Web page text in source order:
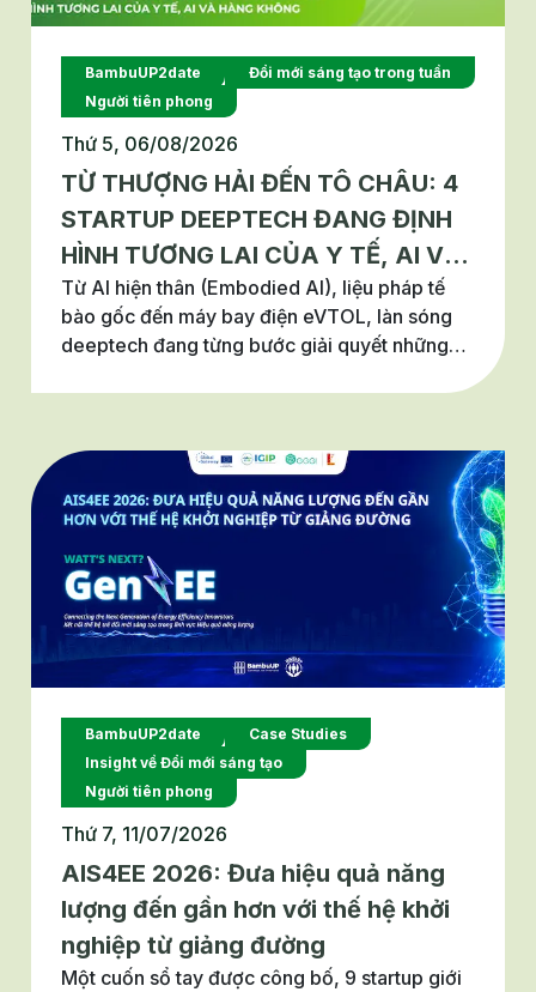
BambuUP2date
Đổi mới sáng tạo trong tuần
Người tiên phong
Thứ 5, 06/08/2026
TỪ THƯỢNG HẢI ĐẾN TÔ CHÂU: 4
STARTUP DEEPTECH ĐANG ĐỊNH
HÌNH TƯƠNG LAI CỦA Y TẾ, AI VÀ
HÀNG KHÔNG
Từ AI hiện thân (Embodied AI), liệu pháp tế
bào gốc đến máy bay điện eVTOL, làn sóng
deeptech đang từng bước giải quyết những
cách đổi mới sáng tạo được thương mại hóa
để tạo ra giá trị thực cho xã hội. Tuần này,
Innovations of the Week sẽ cùng bạn khám
Thượng Hải và Tô Châu, nơi đang nổi lên như
những trung tâm đổi mới sáng tạo hàng đầu
châu Á.
BambuUP2date
Case Studies
Insight về Đổi mới sáng tạo
Người tiên phong
Thứ 7, 11/07/2026
AIS4EE 2026: Đưa hiệu quả năng
lượng đến gần hơn với thế hệ khởi
nghiệp từ giảng đường
Một cuốn sổ tay được công bố, 9 startup giới